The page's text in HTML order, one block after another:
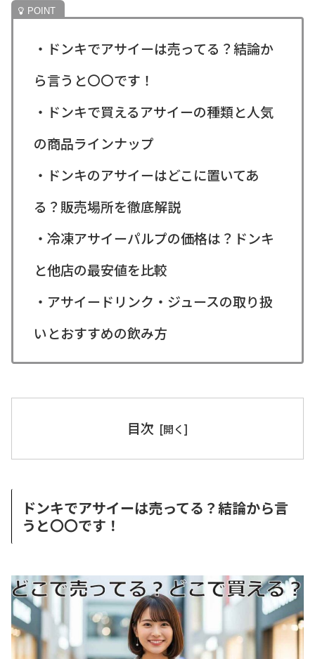
・ドンキでアサイーは売ってる？結論か
ら言うと〇〇です！
・ドンキで買えるアサイーの種類と人気
の商品ラインナップ
・ドンキのアサイーはどこに置いてあ
る？販売場所を徹底解説
・冷凍アサイーパルプの価格は？ドンキ
と他店の最安値を比較
・アサイードリンク・ジュースの取り扱
いとおすすめの飲み方
目次
ドンキでアサイーは売ってる？結論から言
うと〇〇です！